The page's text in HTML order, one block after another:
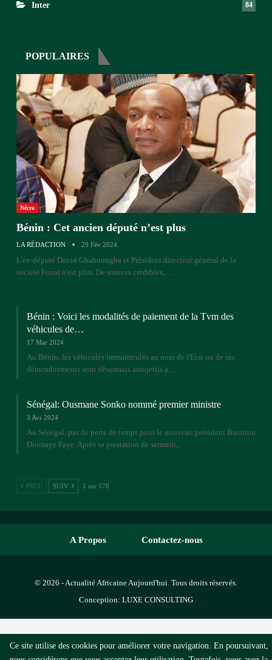
Inter 84
POPULAIRES
Nécro
Bénin : Cet ancien député n’est plus
LA RÉDACTION 29 Fév 2024
L'ex-député David Gbahoungba et Président directeur général de la
société Funaï n'est plus. De sources crédibles,…
Bénin : Voici les modalités de paiement de la Tvm des
véhicules de…
17 Mar 2024
Au Bénin, les véhicules immatriculés au nom de l'Etat ou de ses
démembrements sont désormais assujettis à…
Sénégal: Ousmane Sonko nommé premier ministre
3 Avr 2024
Au Sénégal, pas de perte de temps pour le nouveau président Bassirou
Diomaye Faye. Après sa prestation de serment,…
PREC SUIV 1 sur 578
A Propos Contactez-nous
© 2026 - Actualité Africaine Aujourd'hui. Tous droits réservés.
Conception: LUXE CONSULTING
Ce site utilise des cookies pour améliorer votre navigation. En poursuivant,